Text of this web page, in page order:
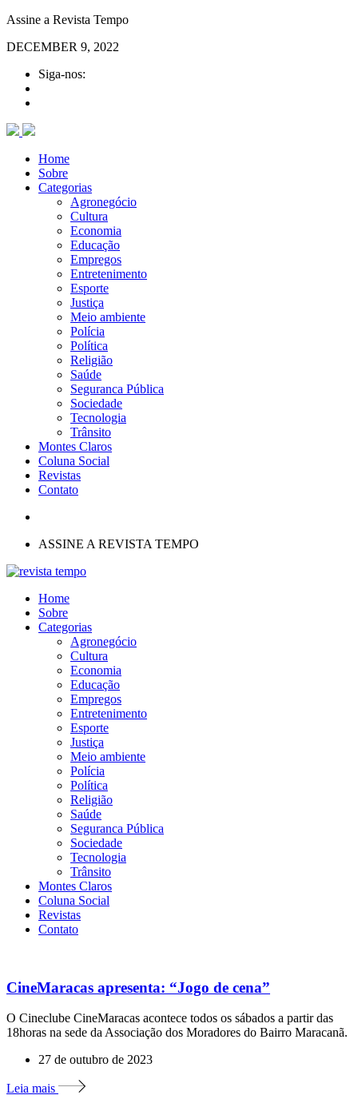
Assine a Revista Tempo
DECEMBER 9, 2022
Siga-nos:
Home
Sobre
Categorias
Agronegócio
Cultura
Economia
Educação
Empregos
Entretenimento
Esporte
Justiça
Meio ambiente
Polícia
Política
Religião
Saúde
Seguranca Pública
Sociedade
Tecnologia
Trânsito
Montes Claros
Coluna Social
Revistas
Contato
ASSINE A REVISTA TEMPO
Home
Sobre
Categorias
Agronegócio
Cultura
Economia
Educação
Empregos
Entretenimento
Esporte
Justiça
Meio ambiente
Polícia
Política
Religião
Saúde
Seguranca Pública
Sociedade
Tecnologia
Trânsito
Montes Claros
Coluna Social
Revistas
Contato
CineMaracas apresenta: “Jogo de cena”
O Cineclube CineMaracas acontece todos os sábados a partir das
18horas na sede da Associação dos Moradores do Bairro Maracanã.
27 de outubro de 2023
Leia mais